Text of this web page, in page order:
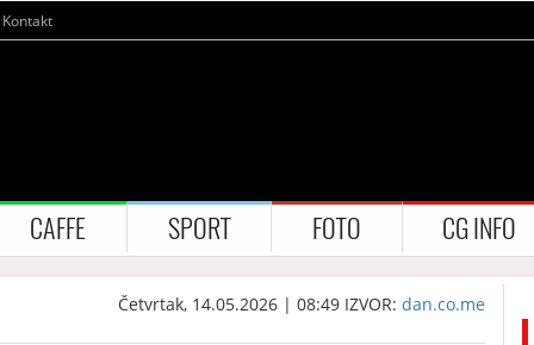
Kontakt
CAFFE SPORT FOTO CG INFO
Četvrtak, 14.05.2026 | 08:49 IZVOR:dan.co.me